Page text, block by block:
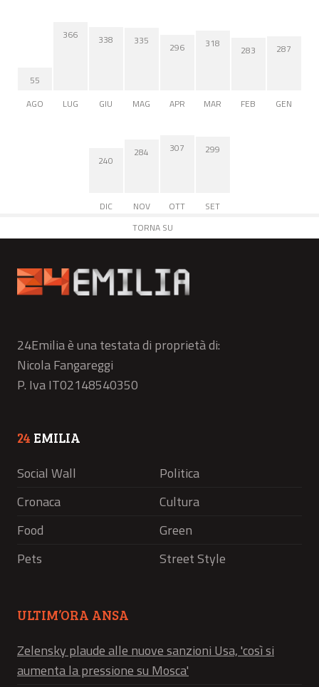
55
AGO
366
LUG
338
GIU
335
MAG
296
APR
318
MAR
283
FEB
287
GEN
240
DIC
284
NOV
307
OTT
299
SET
TORNA SU
24Emilia è una testata di proprietà di:
Nicola Fangareggi
P. Iva IT02148540350
24 EMILIA
Social Wall
Politica
Cronaca
Cultura
Food
Green
Pets
Street Style
ULTIM’ORA ANSA
Zelensky plaude alle nuove sanzioni Usa, 'così si
aumenta la pressione su Mosca'